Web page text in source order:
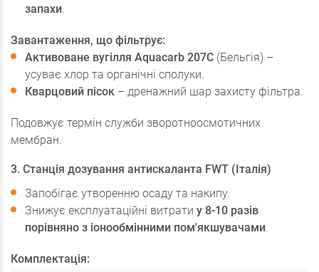
запахи.
Завантаження, що фільтрує:
Активоване вугілля Aquacarb 207C (Бельгія) –
усуває хлор та органічні сполуки.
Кварцовий пісок – дренажний шар захисту фільтра.
Подовжує термін служби зворотноосмотичних
мембран.
3. Станція дозування антискаланта FWT (Італія)
Запобігає утворенню осаду та накипу.
Знижує експлуатаційні витрати у 8-10 разів
порівняно з іонообмінними пом'якшувачами.
Комплектація: